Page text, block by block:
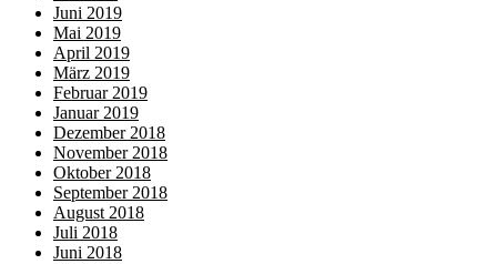
Juni 2019
Mai 2019
April 2019
März 2019
Februar 2019
Januar 2019
Dezember 2018
November 2018
Oktober 2018
September 2018
August 2018
Juli 2018
Juni 2018